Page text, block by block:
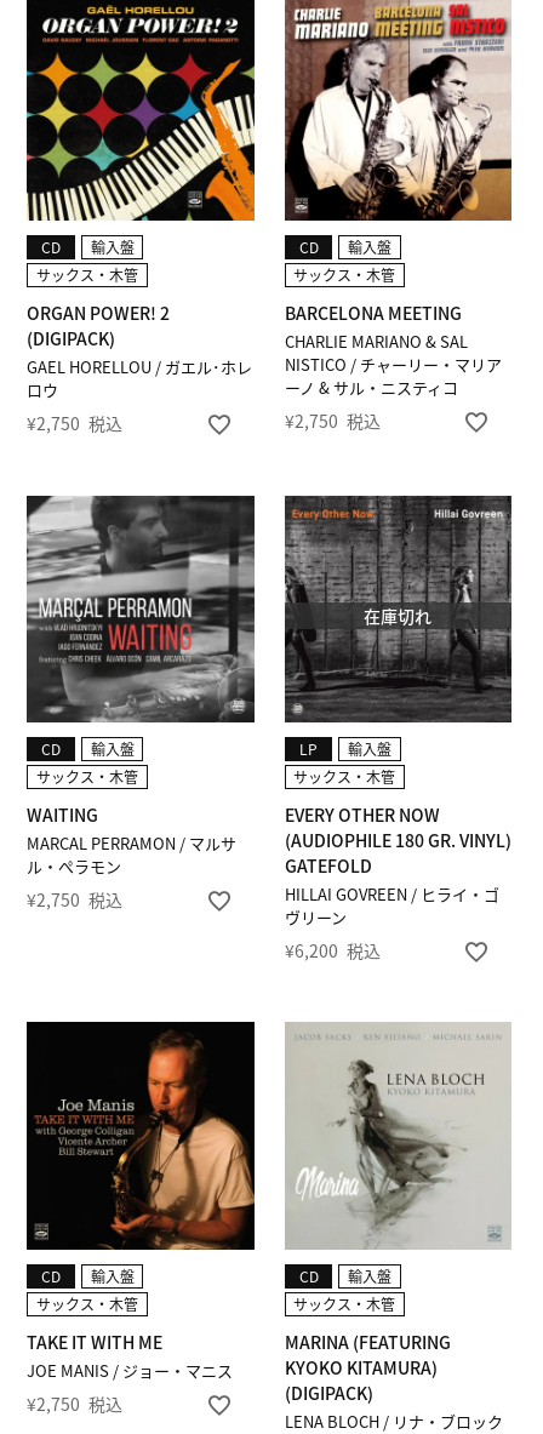
GAEL HORELLOU / ガエル･ホレ
ロウ
ORGAN POWER! 2
(DIGIPACK)
CD
輸入盤
サックス・木管
¥2,750 税込
CHARLIE MARIANO & SAL
NISTICO / チャーリー・マリア
ーノ & サル・ニスティコ
BARCELONA MEETING
CD
輸入盤
サックス・木管
¥2,750 税込
MARCAL PERRAMON / マルサ
ル・ぺラモン
WAITING
CD
輸入盤
サックス・木管
¥2,750 税込
HILLAI GOVREEN / ヒライ・ゴ
ヴリーン
EVERY OTHER NOW
(AUDIOPHILE 180 GR. VINYL)
GATEFOLD
LP
輸入盤
サックス・木管
¥6,200 税込
在庫切れ
JOE MANIS / ジョー・マニス
TAKE IT WITH ME
CD
輸入盤
サックス・木管
¥2,750 税込
LENA BLOCH / リナ・ブロック
MARINA (FEATURING
KYOKO KITAMURA)
(DIGIPACK)
CD
輸入盤
サックス・木管